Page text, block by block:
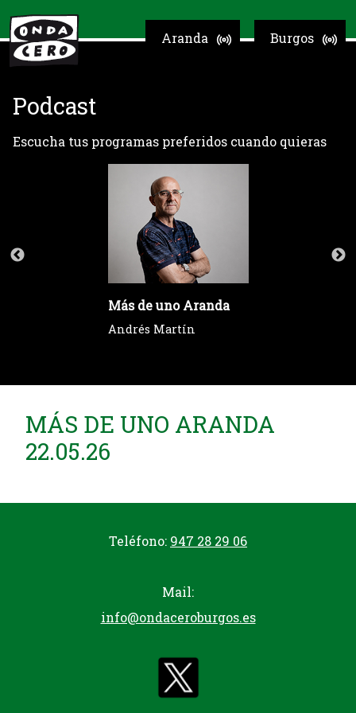
Burgos
Aranda
Podcast
Escucha tus programas preferidos cuando quieras
Más de uno Aranda
Andrés Martín
MÁS DE UNO ARANDA
22.05.26
Teléfono: 947 28 29 06
Mail:
info@ondaceroburgos.es